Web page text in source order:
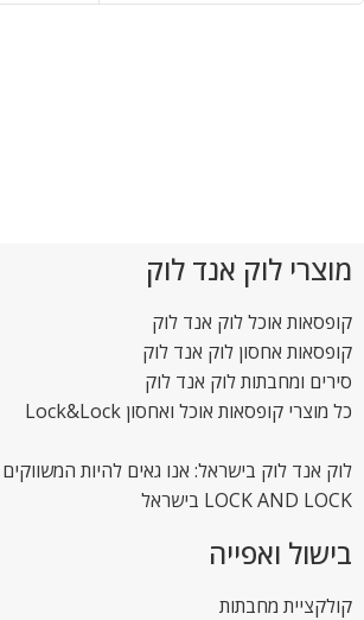
מוצרי לוק אנד לוק
קופסאות אוכל לוק אנד לוק
קופסאות אחסון לוק אנד לוק
סירים ומחבתות לוק אנד לוק
כל מוצרי קופסאות אוכל ואחסון Lock&Lock
לוק אנד לוק בישראל: אנו גאים להיות
LOCK AND LOCK בישראל
בישול ואפייה
קולקציית מחבתות